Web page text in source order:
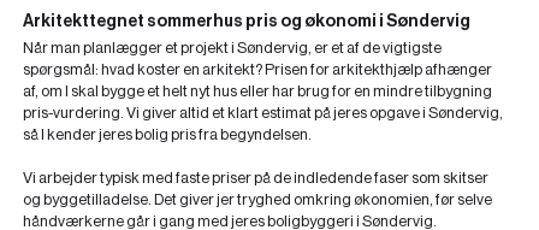
Arkitekttegnet sommerhus pris og økonomi i Søndervig
Når man planlægger et projekt i Søndervig, er et af de vigtigste
spørgsmål: hvad koster en arkitekt? Prisen for arkitekthjælp afhænger
af, om I skal bygge et helt nyt hus eller har brug for en mindretilbygning
pris-vurdering. Vi giver altid et klart estimat på jeres opgave i Søndervig,
så I kender jeres bolig pris fra begyndelsen.
Vi arbejder typisk med faste priser på de indledende faser som skitser
og byggetilladelse. Det giver jer tryghed omkring økonomien, før selve
håndværkerne går i gang med jeres boligbyggeri i Søndervig.